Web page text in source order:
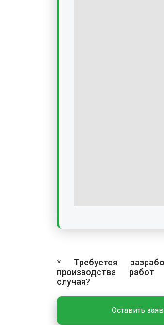
* Требуется
производства
случая?
Оставить